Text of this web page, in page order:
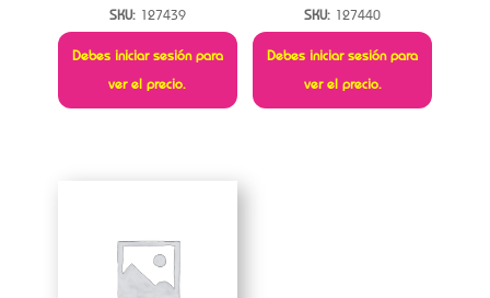
SKU: 127439
Debes iniciar sesión para
ver el precio.
SKU: 127440
Debes iniciar sesión para
ver el precio.